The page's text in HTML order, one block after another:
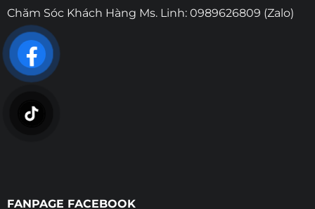
Chăm Sóc Khách Hàng Ms. Linh: 0989626809 (Zalo)
FANPAGE FACEBOOK